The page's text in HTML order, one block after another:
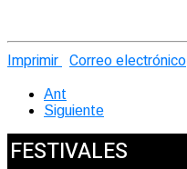
Imprimir Correo electrónico
Ant
Siguiente
FESTIVALES